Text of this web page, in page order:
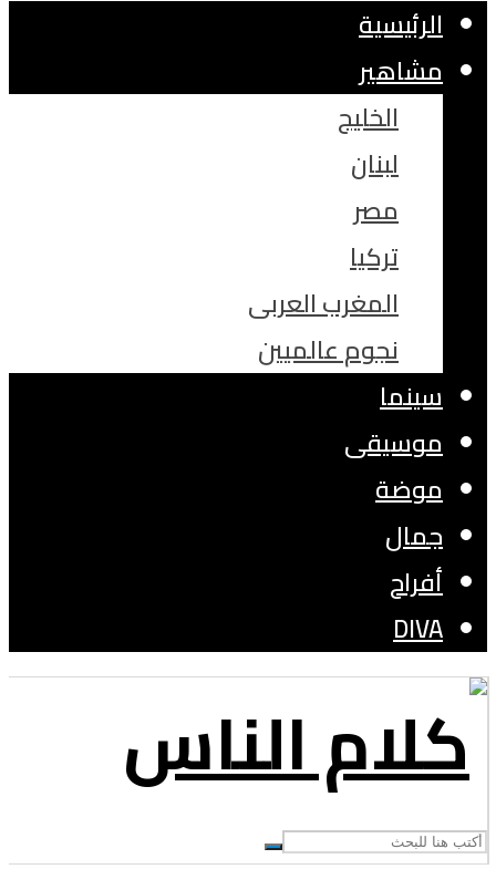
الرئيسية
مشاهير
الخليج
لبنان
مصر
تركيا
المغرب العربى
نجوم عالميين
سينما
موسيقى
موضة
جمال
أفراح
DIVA